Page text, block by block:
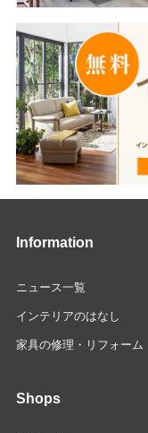
Information
ニュース一覧
インテリアのはなし
家具の修理・リフォーム
Shops